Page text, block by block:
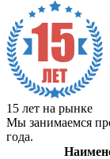
15 лет на рынке
Мы занимаемся
года.